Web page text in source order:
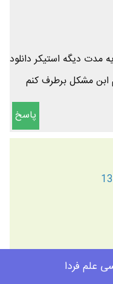
مدت دیگه استیکر دانلود
ابن مشکل برطرف کنم
پاسخ
علم فردا